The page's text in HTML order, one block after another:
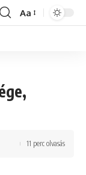
Font
Aa
11 perc olvasás